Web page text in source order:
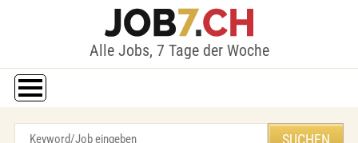
Alle Jobs, 7 Tage der Woche